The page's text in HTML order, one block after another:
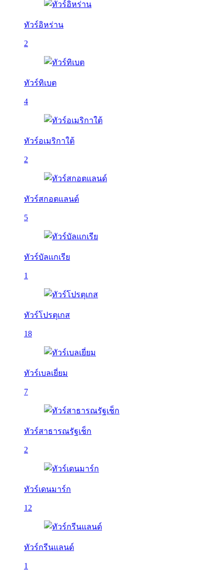
ทัวร์อิหร่าน
2
ทัวร์ทิเบต
4
ทัวร์อเมริกาใต้
2
ทัวร์สกอตแลนด์
5
ทัวร์บัลเเกเรีย
1
ทัวร์โปรตุเกส
18
ทัวร์เบลเยี่ยม
7
ทัวร์สาธารณรัฐเช็ก
2
ทัวร์เดนมาร์ก
12
ทัวร์กรีนแลนด์
1